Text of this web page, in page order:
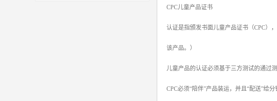
CPC儿童产品证书
认证是指颁发书面儿童产品证书（CPC）
该产品。）
儿童产品的认证必须基于三方测试的通过
CPC必须“陪伴”产品装运，并且“配送”给